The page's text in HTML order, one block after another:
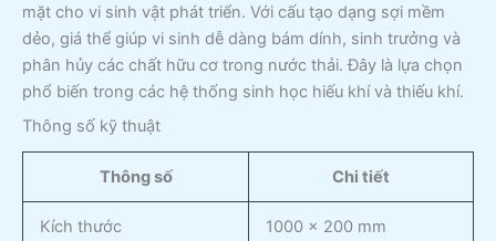
mặt cho vi sinh vật phát triển. Với cấu tạo dạng sợi mềm
dẻo, giá thể giúp vi sinh dễ dàng bám dính, sinh trưởng và
phân hủy các chất hữu cơ trong nước thải. Đây là lựa chọn
phổ biến trong các hệ thống sinh học hiếu khí và thiếu khí.
Thông số kỹ thuật
Thông số Chi tiết
Kích thước 1000 x 200 mm